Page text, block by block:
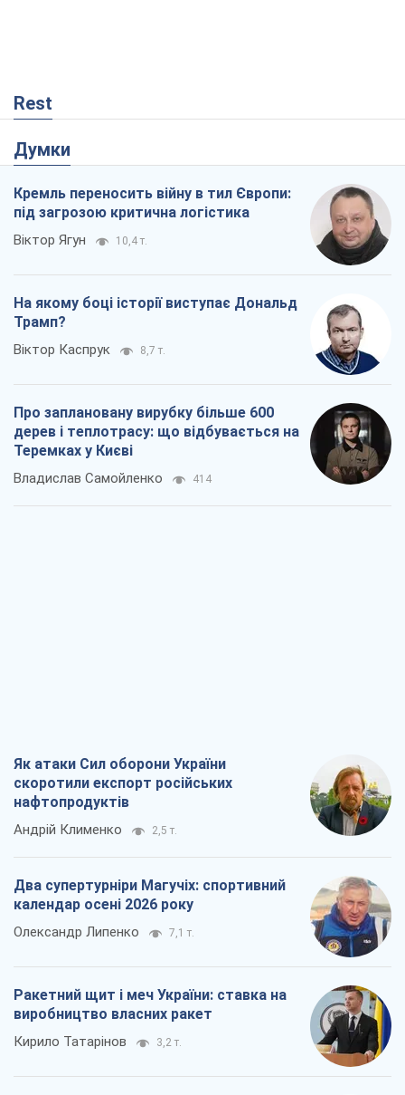
Rest
Думки
Кремль переносить війну в тил Європи:
під загрозою критична логістика
Віктор Ягун 10,4 т.
На якому боці історії виступає Дональд
Трамп?
Віктор Каспрук 8,7 т.
Про заплановану вирубку більше 600
дерев і теплотрасу: що відбувається на
Теремках у Києві
Владислав Самойленко 414
Як атаки Сил оборони України
скоротили експорт російських
нафтопродуктів
Андрій Клименко 2,5 т.
Два супертурніри Магучіх: спортивний
календар осені 2026 року
Олександр Липенко 7,1 т.
Ракетний щит і меч України: ставка на
виробництво власних ракет
Кирило Татарінов 3,2 т.